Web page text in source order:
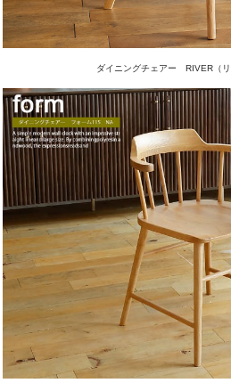
ダイニングチェアー RIVER（リ